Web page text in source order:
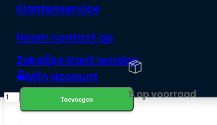
Klantenservice
Neem contact op
Zakelijke klant worden
Mijn account
Samsung
Dinsdag in huis
LCD
Toevoegen 5 op voorraad